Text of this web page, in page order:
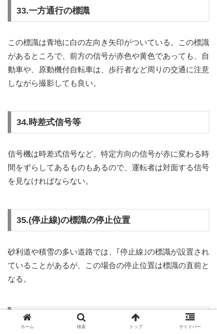
33.一方通行の標識
この標識は青地に白の左向き矢印がついている。この標識
があるところで、前方の信号が赤色や黄色であっても、自
動車や、原動機付自転車は、歩行者など周りの交通に注意
しながら撮影しても良い。
34.時差式信号等
信号機は時差式信号など、特定方向の信号が赤に変わる時
間をずらしてあるものもあるので、運転者は対面する信号
を見なければならない。
35.(停止線)の標識の停止位置
砂利道や積雪の多い道路では、｢停止線｣の標識が設置され
ていることがあるが、この場合の停止位置は標識の直前と
なる。
36.
ホーム 検索 トップ サイドバー